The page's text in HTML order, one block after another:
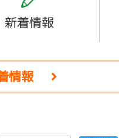
新着情報
情報